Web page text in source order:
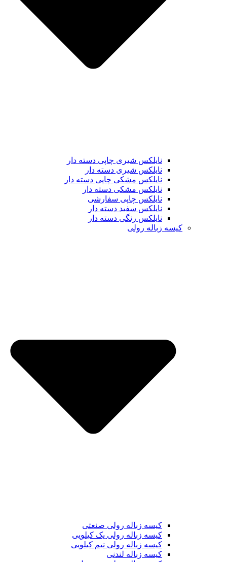
نایلکس شیری چاپی دسته دار
نایلکس شیری دسته دار
نایلکس مشکی چاپی دسته دار
نایلکس مشکی دسته دار
نایلکس چاپی سفارشی
نایلکس سفید دسته دار
نایلکس رنگی دسته دار
کیسه زباله رولی
کیسه زباله رولی صنعتی
کیسه زباله رولی یک کیلویی
کیسه زباله رولی نیم کیلویی
کیسه زباله لندنی